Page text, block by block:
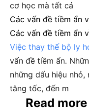
cơ học mà tất cả
Các vấn đề tiềm ẩn
Các vấn đề tiềm ẩn
Việc thay thế bộ ly
vấn đề tiềm ẩn.
những dấu hiệu
tăng tốc, đến m
Read